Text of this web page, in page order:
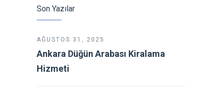
Son Yazılar
AĞUSTOS 31, 2025
Ankara Düğün Arabası Kiralama
Hizmeti